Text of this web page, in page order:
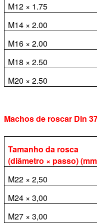
M12 × 1.75
M14 × 2.00
M16 × 2.00
M18 × 2.50
M20 × 2.50
Machos de roscar Din
Tamanho da rosca
(diâmetro × passo)
M22 × 2,50
M24 × 3,00
M27 × 3,00